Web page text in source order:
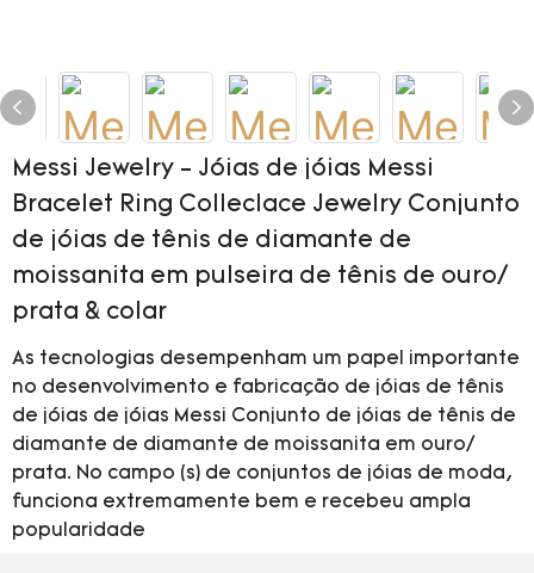
Messi Jewelry - Jóias de jóias Messi
Bracelet Ring Colleclace Jewelry Conjunto
de jóias de tênis de diamante de
moissanita em pulseira de tênis de ouro/
prata & colar
As tecnologias desempenham um papel importante
no desenvolvimento e fabricação de jóias de tênis
de jóias de jóias Messi Conjunto de jóias de tênis de
diamante de diamante de moissanita em ouro/
prata. No campo (s) de conjuntos de jóias de moda,
funciona extremamente bem e recebeu ampla
popularidade